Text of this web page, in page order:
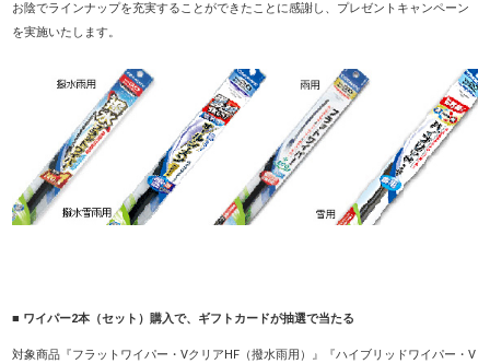
お陰でラインナップを充実することができたことに感謝し、プレゼントキャンペーン
を実施いたします。
■ ワイパー2本（セット）購入で、ギフトカードが抽選で当たる
対象商品『フラットワイパー・VクリアHF（撥水雨用）』『ハイブリッドワイパー・V